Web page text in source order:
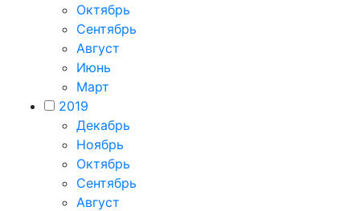
Октябрь
Сентябрь
Август
Июнь
Март
2019
Декабрь
Ноябрь
Октябрь
Сентябрь
Август